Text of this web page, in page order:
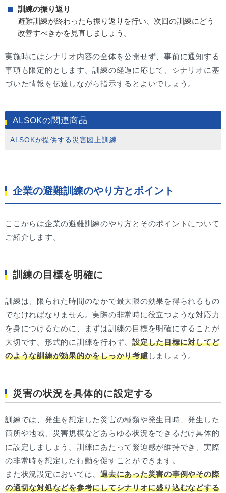
訓練の振り返り
避難訓練が終わったら振り返りを行い、次回の訓練にどう
改善すべきかを見直しましょう。
実施時にはシナリオ内容の全体を公開せず、事前に通知する
事項も限定的とします。訓練の経過に応じて、シナリオに基
づいた情報を伝達しながら指示するとよいでしょう。
ALSOKの関連商品
ALSOKが提供する災害図上訓練
企業の避難訓練のやり方とポイント
ここからは企業の避難訓練のやり方とそのポイントについて
ご紹介します。
訓練の目標を明確に
訓練は、限られた時間のなかで最大限の効果を得られるもの
でなければなりません。実際の非常時に役立つような対応力
を身につけるために、まずは訓練の目標を明確にすることが
大切です。形式的に訓練を行わず、 設定した目標に対してど
のような訓練が効果的かをしっかり考慮しましょう。
災害の状況を具体的に設定する
訓練では、発生を想定した災害の種類や発生日時、発生した
箇所や地域、災害規模などあらゆる状況をできるだけ具体的
に設定しましょう。訓練にあたって緊迫感が維持でき、実際
の非常時を想定した行動を促すことができます。
また状況設定においては、 過去にあった災害の事例やその際
の適切な対処などを参考にしてシナリオに盛り込むなどする